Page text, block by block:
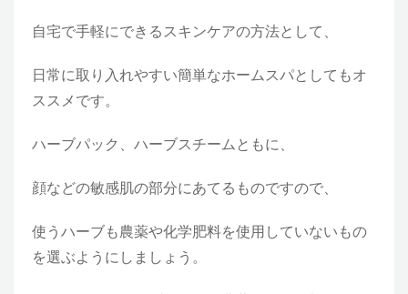
自宅で手軽にできるスキンケアの方法として、
日常に取り入れやすい簡単なホームスパとしてもオ
ススメです。
ハーブパック、ハーブスチームともに、
顔などの敏感肌の部分にあてるものですので、
使うハーブも農薬や化学肥料を使用していないもの
を選ぶようにしましょう。